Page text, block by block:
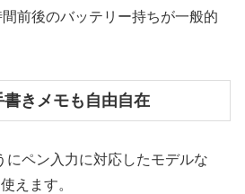
前後のバッテリー持ちが一般的
きメモも自由自在
にペン入力に対応したモデルな
えます。